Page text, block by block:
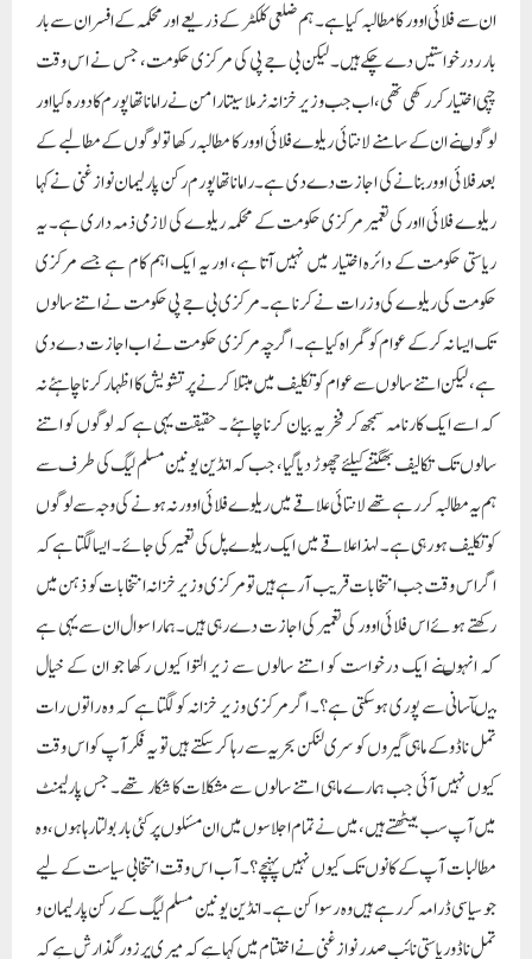
ان سے فلائی اوور کا مطالبہ کیا ہے۔ ہم ضلعی کلکٹر کے ذریعے اور محکمہ کے افسران سے بار
بار ردرخواستیں دے چکے ہیں۔ لیکن بی جے پی کی مرکزی حکومت ، جس نے اس وقت
چپی اختیار کر رکھی تھی، اب جب وزیر خزانہ نرملا سیتارامن نے راماناتھا پورم کا دورہ کیا اور
لوگوںنے ان کے سامنے لانتائی ریلوے فلائی اوور کا مطالبہ رکھا تو لوگوں کے مطالبے کے
بعد فلائی اوور بنانے کی اجازت دے دی ہے۔راماناتھا پورم رکن پارلیمان نواز غنی نے کہا
ریلوے فلائی ااور کی تعمیر مرکزی حکومت کے محکمہ ریلوے کی لازمی ذمہ داری ہے۔ یہ
ریاستی حکومت کے دائرہ اختیار میں نہیں آتا ہے، اور یہ ایک اہم کام ہے جسے مرکزی
حکومت کی ریلوے کی وزرات نے کرنا ہے۔ مرکزی بی جے پی حکومت نے اتنے سالوں
تک ایسا نہ کرکے عوام کو گمراہ کیا ہے۔ اگرچہ مرکزی حکومت نے اب اجازت دے دی
ہے ، لیکن اتنے سالوں سے عوام کو تکلیف میں مبتلا کرنے پرتشویش کا اظہا رکرنا چاہئے نہ
کہ اسے ایک کارنامہ سمجھ کر فخر یہ بیان کرنا چاہئے ۔ حقیقت یہی ہے کہ لوگوں کو اتنے
سالوں تک تکالیف بھگتنے کیلئے چھوڑ دیا گیا ، جب کہ انڈین یونین مسلم لیگ کی طرف سے
ہم یہ مطالبہ کررہے تھے لانتائی علاقے میں ریلوے فلائی اوور نہ ہونے کی وجہ سے لوگوں
کو تکلیف ہورہی ہے۔ لہذا علاقے میں ایک ریلوے پل کی تعمیر کی جائے ۔ ایسا لگتا ہے کہ
اگر اس وقت جب انتخابات قریب آرہے ہیں تو مرکزی وزیر خزانہ انتخابات کو ذہن میں
رکھتے ہوئے اس فلائی اوور کی تعمیر کی اجازت دے رہی ہیں۔ ہمارا سوال ان سے یہی ہے
کہ انہوںنے ایک درخواست کو اتنے سالوں سے زیر التوا کیوں رکھا جو ان کے خیال
میںآسانی سے پوری ہوسکتی ہے؟۔ اگر مرکزی وزیر خزانہ کو لگتا ہے کہ وہ راتوں رات
تمل ناڈو کے ماہی گیروں کو سری لنکن بحریہ سے رہا کر سکتے ہیں تو یہ فکر آپ کو اس وقت
کیوں نہیں آئی جب ہمارے ماہی اتنے سالوں سے مشکلات کا شکار تھے۔ جس پارلیمنٹ
میں آپ سب بیٹھتے ہیں، میں نے تمام اجلاسوں میں ان مسئلوں پر کئی بار بولتا رہا ہوں، وہ
مطالبات آپ کے کانوں تک کیوں نہیں پہنچے؟۔آب اس وقت انتخابی سیاست کے لیے
جو سیاسی ڈرامہ کررہے ہیں وہ رسوا کن ہے۔ انڈین یونین مسلم لیگ کے رکن پارلیمان و
تمل ناڈو ریاستی نائب صدر نواز غنی نے اختتام میں کہا ہے کہ میری پرزور گذارش ہے کہ